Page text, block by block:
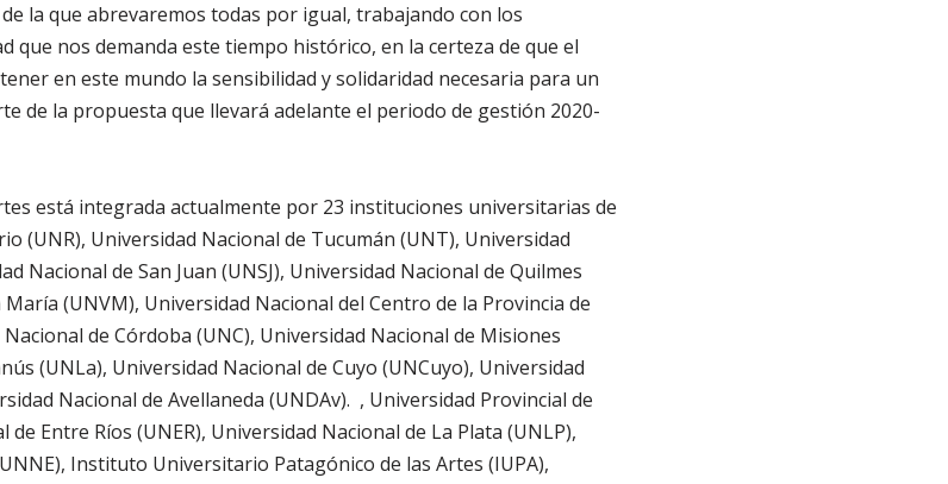
la que abrevaremos todas por igual, trabajando con los
que nos demanda este tiempo histórico, en la certeza de que el
en este mundo la sensibilidad y solidaridad necesaria para un
de la propuesta que llevará adelante el periodo de gestión 2020-
está integrada actualmente por 23 instituciones universitarias de
(UNR), Universidad Nacional de Tucumán (UNT), Universidad
Nacional de San Juan (UNSJ), Universidad Nacional de Quilmes
(UNVM), Universidad Nacional del Centro de la Provincia de
de Córdoba (UNC), Universidad Nacional de Misiones
(UNLa), Universidad Nacional de Cuyo (UNCuyo), Universidad
Nacional de Avellaneda (UNDAv). , Universidad Provincial de
Entre Ríos (UNER), Universidad Nacional de La Plata (UNLP),
Instituto Universitario Patagónico de las Artes (IUPA),